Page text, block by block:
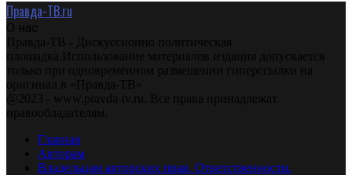
Правда-ТВ.ru
О нас
Правда-ТВ - Дискуссионно политическая
площадка.Использование материалов издания допускается
только при одновременном размещении гиперссылки на
оригинал в «Правда-ТВ»
@2023 - www.pravda-tv.ru. Все права принадлежат
правообладателям.
Главная
Авторам
Владельцам авторских прав. Ответственности.